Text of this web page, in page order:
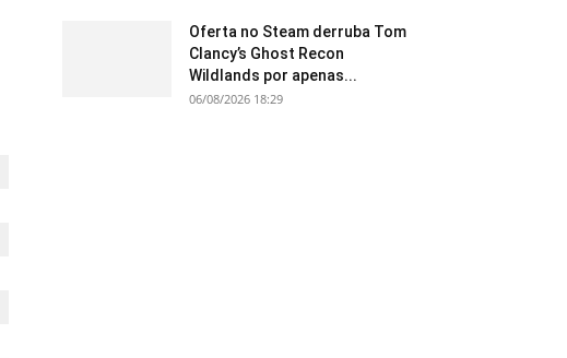
Oferta no Steam derruba Tom
Clancy’s Ghost Recon
Wildlands por apenas...
06/08/2026 18:29